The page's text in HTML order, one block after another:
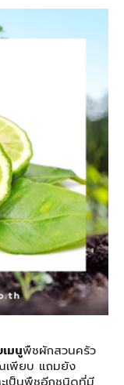
มนูพืชผักสวนครัว
เพียบ แถมยัง